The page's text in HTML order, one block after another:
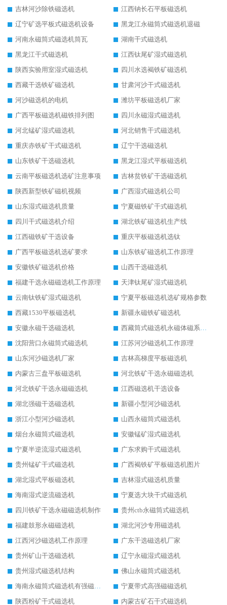
吉林河沙除铁磁选机
江西钠长石平板磁选机
辽宁矿选平板式磁选机设备
黑龙江永磁筒式磁选机退磁
河南永磁筒式磁选机筒瓦
湖南干式磁选机
黑龙江干式磁选机
江西钛尾矿湿式磁选机
陕西实验用室湿式磁选机
四川水选褐铁矿磁选机
西藏干选铁矿磁选机
甘肃河沙干式磁选机
河沙磁选机的电机
潍坊平板磁选机厂家
广西平板磁选机磁铁排列图
四川永磁湿式磁选机
河北锰矿湿式磁选机
河北销售干式磁选机
重庆赤铁矿干式磁选机
辽宁干选磁选机
山东铁矿干选磁选机
黑龙江湿式平板磁选机
云南平板磁选机选矿注意事项
吉林贫铁矿干选磁选机
陕西新型铁矿磁机视频
广西湿式磁选机公司
山东湿式磁选机质量
宁夏磁铁矿干式磁选机
四川干式磁选机介绍
湖北铁矿磁选机生产线
江西磁铁矿干选设备
重庆平板磁选机选钛
广西平板磁选机选矿要求
山东铁矿磁选机工作原理
安徽铁矿磁选机价格
山西干选磁选机
福建干选永磁磁选机工作原理
天津钛尾矿湿式磁选机
云南钛铁矿湿式磁选机
宁夏平板磁选机选矿规格参数
西藏1530平板磁选机
新疆永磁铁矿磁选机
安徽永磁干选磁选机
西藏筒式磁选机永磁体磁系设计
沈阳营口永磁筒式磁选机
江苏河沙磁选机工作原理
山东河沙磁选机厂家
吉林高梯度平板磁选机
内蒙古三盘平板磁选机
河北铁矿干选永磁磁选机
河北铁矿干选永磁磁选机
江西磁选机干选设备
湖北强磁干选磁选机
新疆小型河沙磁选机
浙江小型河沙磁选机
山西永磁筒式磁选机
烟台永磁筒式磁选机
安徽锰矿湿式磁选机
宁夏半逆流湿式磁选机
广东求购干式磁选机
贵州锰矿干式磁选机
广西褐铁矿平板磁选机图片
湖北湿式平板磁选机
吉林湿式磁选机质量
海南湿式逆流磁选机
宁夏选大块干式磁选机
四川铁矿干选永磁磁选机制作
贵州ctb永磁筒式磁选机
福建鼓形永磁磁选机
湖北河沙专用磁选机
江西河沙磁选机工作原理
广东干选磁选机厂家
贵州矿山干选磁选机
辽宁永磁湿式磁选机
贵州湿式磁选机结构
佛山永磁筒式磁选机
海南永磁筒式磁选机有强磁的吗
宁夏带式高强磁磁选机
陕西粉矿干式磁选机
内蒙古矿石干式磁选机